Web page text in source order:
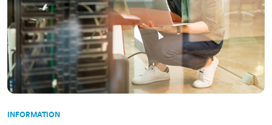
INFORMATION